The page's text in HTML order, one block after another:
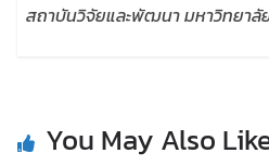
สถาบันวิจัยและพัฒนา มหาวิทยาลั
You May Also